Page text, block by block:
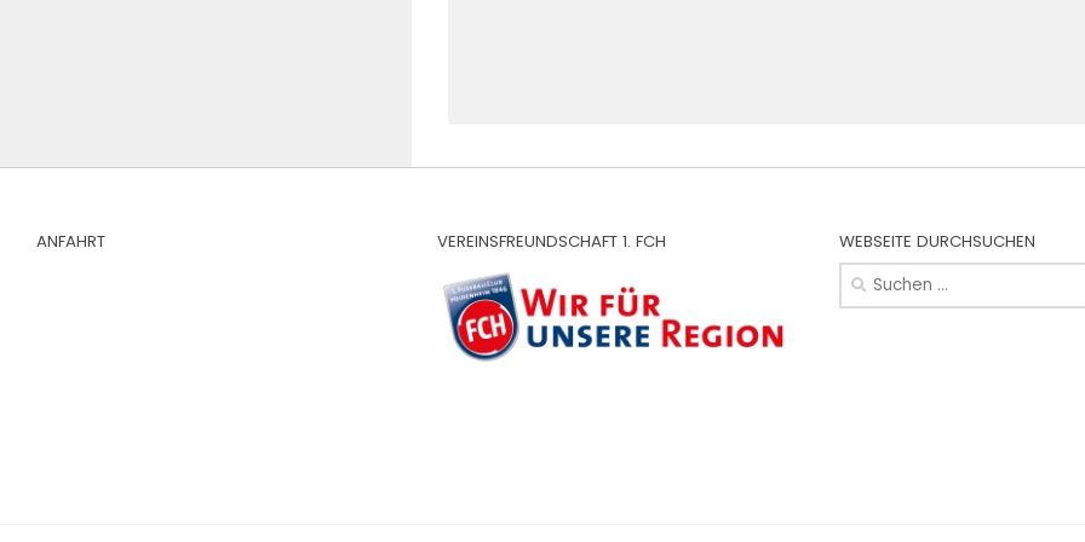
ANFAHRT VEREINSFREUNDSCHAFT 1. FCH WEBSEITE DURCHSUCHEN
Suchen
nach: